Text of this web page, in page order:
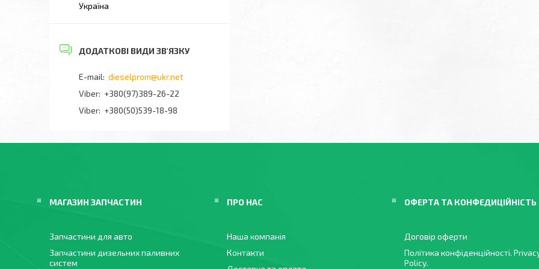
Україна
dieselprom@ukr.net
+380(97)389-26-22
Viber +380(50)539-18-98
МАГАЗИН ЗАПЧАСТИН
Запчастини для авто
Запчастини дизельних паливних
систем
ПРО НАС
Наша компанія
Контакти
ОФЕРТА ТА КОНФЕДИЦІЙНІСТЬ
Договір оферти
Політика конфіденційності.
Policy.